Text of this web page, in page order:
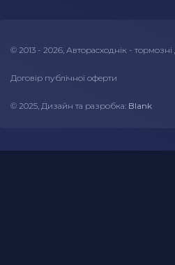
© 2013 - 2026, Авторасходнік -
Договір публічної оферти
© 2025, Дизайн та разробка: Blank